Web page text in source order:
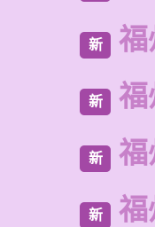
新 福
新 福
新 福
新 福